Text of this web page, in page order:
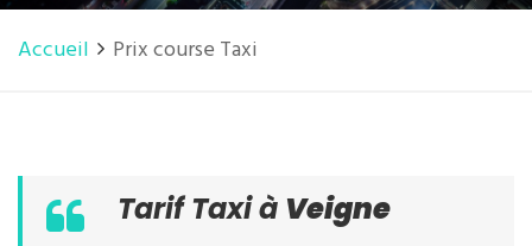
Accueil Prix course Taxi
Tarif Taxi à Veigne